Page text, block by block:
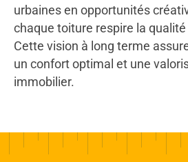
urbaines en opportunités
chaque toiture respire la
Cette vision à long terme
un confort optimal et une
immobilier.